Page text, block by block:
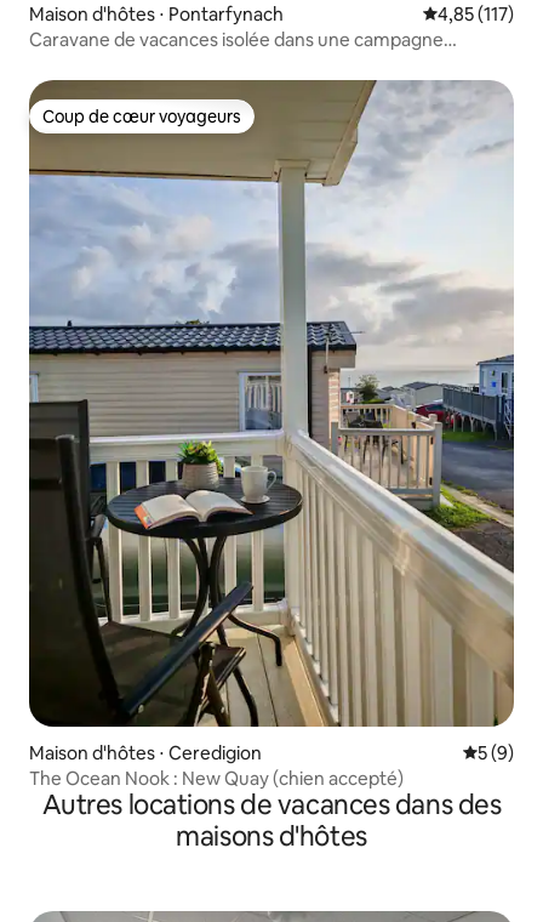
Maison d'hôtes ⋅ Pontarfynach Évaluation
4,85 (117)
Caravane de vacances isolée dans une campagne
Coup de cœur voyageurs
Coup de cœur voyageurs
Maison d'hôtes ⋅ Ceredigion
5 (9)
The Ocean Nook : New Quay (chien accepté)
Autres locations de vacances dans des
maisons d'hôtes